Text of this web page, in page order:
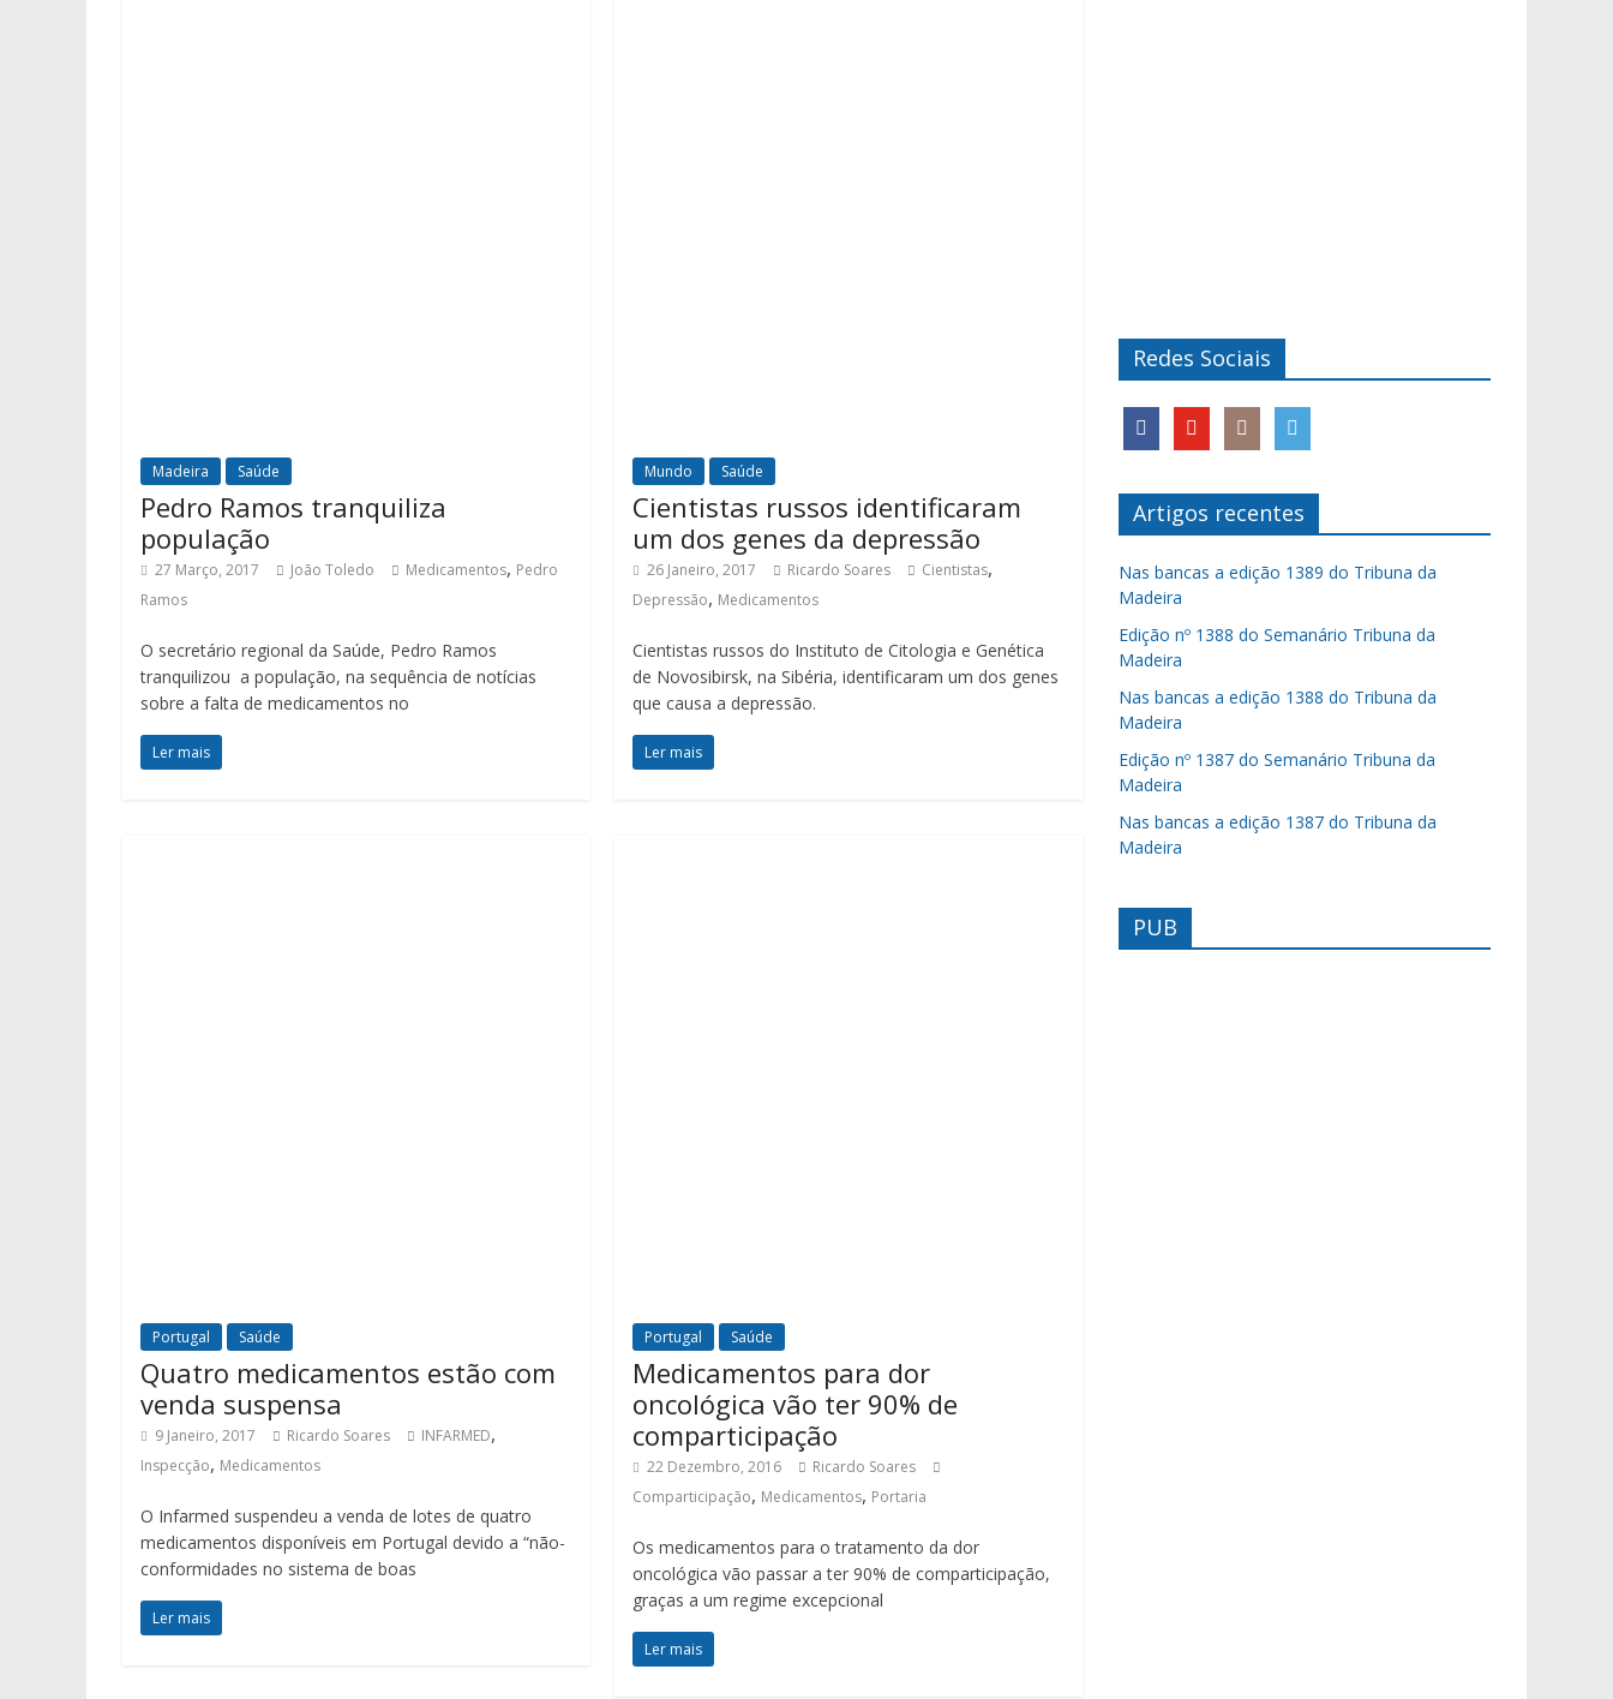
Madeira Saúde
Pedro Ramos tranquiliza
população
27 Março, 2017 João Toledo Medicamentos, Pedro
Ramos
O secretário regional da Saúde, Pedro Ramos
tranquilizou a população, na sequência de notícias
sobre a falta de medicamentos no
Ler mais
Mundo Saúde
Cientistas russos identificaram
um dos genes da depressão
26 Janeiro, 2017 Ricardo Soares Cientistas,
Depressão, Medicamentos
Cientistas russos do Instituto de Citologia e Genética
de Novosibirsk, na Sibéria, identificaram um dos genes
que causa a depressão.
Ler mais
Portugal Saúde
Quatro medicamentos estão com
venda suspensa
9 Janeiro, 2017 Ricardo Soares INFARMED,
Inspecção, Medicamentos
O Infarmed suspendeu a venda de lotes de quatro
medicamentos disponíveis em Portugal devido a “não-
conformidades no sistema de boas
Ler mais
Portugal Saúde
Medicamentos para dor
oncológica vão ter 90% de
comparticipação
22 Dezembro, 2016
Ricardo Soares
Comparticipação, Medicamentos, Portaria
Os medicamentos para o tratamento da dor
oncológica vão passar a ter 90% de comparticipação,
graças a um regime excepcional
Ler mais
Redes Sociais
Artigos recentes
Nas bancas a edição 1389 do Tribuna da
Madeira
Edição nº 1388 do Semanário Tribuna da
Madeira
Nas bancas a edição 1388 do Tribuna da
Madeira
Edição nº 1387 do Semanário Tribuna da
Madeira
Nas bancas a edição 1387 do Tribuna da
Madeira
PUB